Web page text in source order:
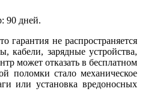
90 дней.
не распространяется
кабели, зарядные устройства,
может отказать в бесплатном
поломки стало механическое
или установка вредоносных